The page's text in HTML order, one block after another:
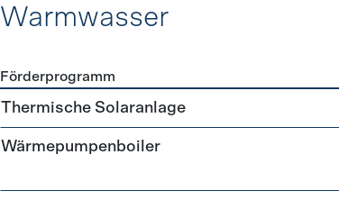
Warmwasser
Förderprogramme Warmwasser
Förderprogramm
Thermische Solaranlage
Wärmepumpenboiler